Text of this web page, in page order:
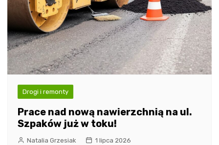
Drogi i remonty
Prace nad nową nawierzchnią na ul.
Szpaków już w toku!
Natalia Grzesiak 1 lipca 2026